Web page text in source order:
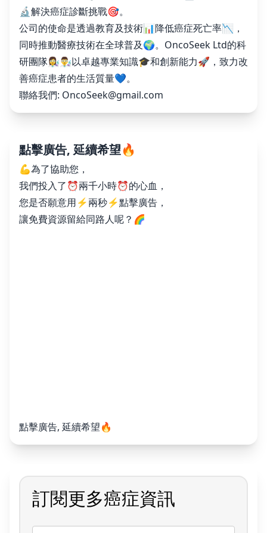
🔬解決癌症診斷挑戰🎯。
公司的使命是透過教育及技術📊降低癌症死亡率📉，
同時推動醫療技術在全球普及🌍。OncoSeek Ltd的科
研團隊👩‍🔬👨‍🔬以卓越專業知識🎓和創新能力🚀，致力改
善癌症患者的生活質量💙。
聯絡我們: OncoSeek@gmail.com
點擊廣告, 延續希望🔥
💪為了協助您，
我們投入了⏰兩千小時⏰的心血，
您是否願意用⚡️兩秒⚡️點擊廣告，
讓免費資源留給同路人呢？🌈
點擊廣告, 延續希望🔥
訂閱更多癌症資訊